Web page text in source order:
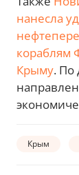
нанесла
кораблям
Крыму. По
Крым